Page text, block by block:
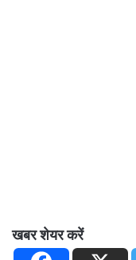
खबर शेयर करें